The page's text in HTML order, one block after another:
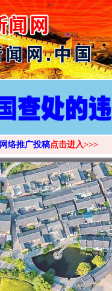
>
网络推广投稿点击进入>>>